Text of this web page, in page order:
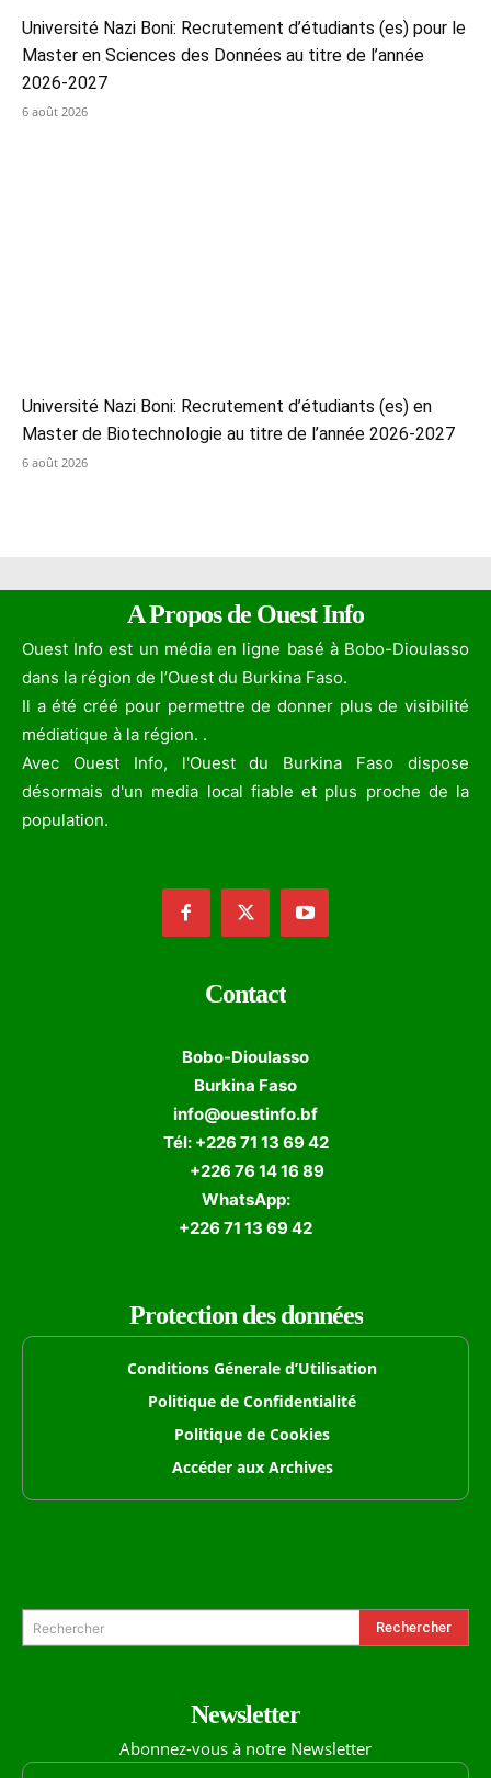
Université Nazi Boni: Recrutement d’étudiants (es) pour le
Master en Sciences des Données au titre de l’année
2026-2027
6 août 2026
Université Nazi Boni: Recrutement d’étudiants (es) en
Master de Biotechnologie au titre de l’année 2026-2027
6 août 2026
A Propos de Ouest Info
Ouest Info est un média en ligne basé à Bobo-Dioulasso
dans la région de l’Ouest du Burkina Faso.
Il a été créé pour permettre de donner plus de visibilité
médiatique à la région. .
Avec Ouest Info, l'Ouest du Burkina Faso dispose
désormais d'un media local fiable et plus proche de la
population.
Contact
Bobo-Dioulasso
Burkina Faso
info@ouestinfo.bf
Tél: +226 71 13 69 42
+226 76 14 16 89
WhatsApp:
+226 71 13 69 42
Protection des données
Conditions Génerale d’Utilisation
Politique de Confidentialité
Politique de Cookies
Accéder aux Archives
Rechercher Rechercher
Newsletter
Abonnez-vous à notre Newsletter